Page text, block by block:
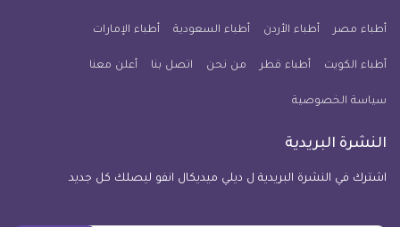
معلومة
للآيفون
أطباء مصر أطباء الأردن أطباء السعودية أطباء الإمارات
أطباء الكويت أطباء قطر من نحن اتصل بنا أعلن معنا
سياسة الخصوصية
النشرة البريدية
اشترك في النشرة البريدية ل ديلي ميديكال انفو ليصلك كل جديد